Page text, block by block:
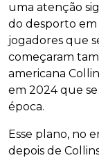
uma atenção
do desporto
jogadores que
começaram
americana
em 2024 que
época.
Esse plano, no
depois de